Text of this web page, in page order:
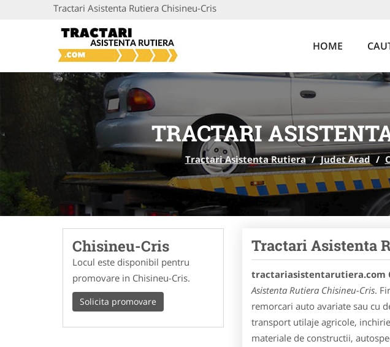
Tractari Asistenta Rutiera Chisineu-Cris
HOME
TRACTARI
Tractari Asistenta Rutiera / Judet Arad /
Chisineu-Cris
Locul este disponibil pentru
promovare in Chisineu-Cris.
Solicita promovare
Tractari Asistenta
tractariasistentarutiera.com
Asistenta Rutiera Chisineu-Cris.
remorcari auto avariate sau cu
transport utilaje agricole,
materiale de constructii,